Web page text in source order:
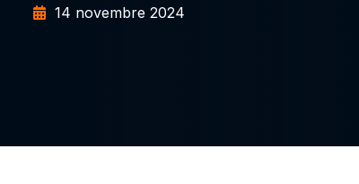
14 novembre 2024